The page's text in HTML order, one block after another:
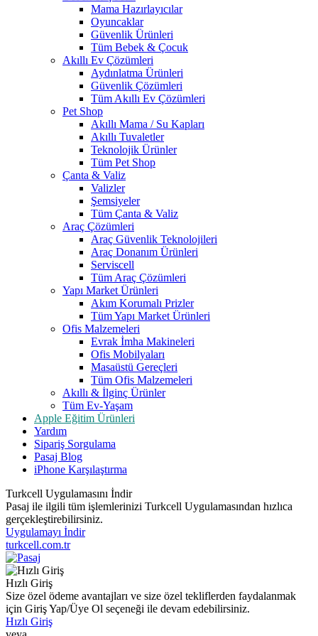
Mama Hazırlayıcılar
Oyuncaklar
Güvenlik Ürünleri
Tüm Bebek & Çocuk
Akıllı Ev Çözümleri
Aydınlatma Ürünleri
Güvenlik Çözümleri
Tüm Akıllı Ev Çözümleri
Pet Shop
Akıllı Mama / Su Kapları
Akıllı Tuvaletler
Teknolojik Ürünler
Tüm Pet Shop
Çanta & Valiz
Valizler
Şemsiyeler
Tüm Çanta & Valiz
Araç Çözümleri
Araç Güvenlik Teknolojileri
Araç Donanım Ürünleri
Serviscell
Tüm Araç Çözümleri
Yapı Market Ürünleri
Akım Korumalı Prizler
Tüm Yapı Market Ürünleri
Ofis Malzemeleri
Evrak İmha Makineleri
Ofis Mobilyaları
Masaüstü Gereçleri
Tüm Ofis Malzemeleri
Akıllı & İlginç Ürünler
Tüm Ev-Yaşam
Apple Eğitim Ürünleri
Yardım
Sipariş Sorgulama
Pasaj Blog
iPhone Karşılaştırma
Turkcell Uygulamasını İndir
Pasaj ile ilgili tüm işlemlerinizi Turkcell Uygulamasından hızlıca
gerçekleştirebilirsiniz.
Uygulamayı İndir
turkcell.com.tr
Hızlı Giriş
Size özel ödeme avantajları ve size özel tekliflerden faydalanmak
için Giriş Yap/Üye Ol seçeneği ile devam edebilirsiniz.
Hızlı Giriş